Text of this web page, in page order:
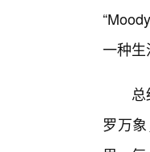
一种
罗万